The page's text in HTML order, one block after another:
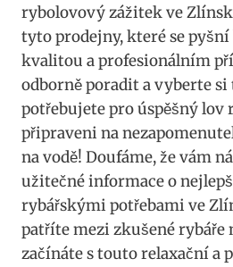
rybolovový zážitek ve
tyto prodejny, které ⁢se pyšní
kvalitou a ⁤profesionálním⁢
odborně poradit a vyberte si
potřebujete‌ pro úspěšný‍ lov
připraveni na
na vodě! Doufáme, že vám
⁣užitečné informace o
rybářskými potřebami ve
patříte mezi zkušené rybáře
začínáte s touto relaxační